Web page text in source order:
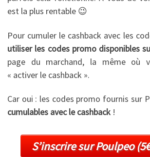
est la plus rentable 😉
Pour cumuler le cashback avec les
utiliser les codes promo disponibles
page du marchand, la même où
« activer le cashback ».
Car oui : les codes promo fournis sur
cumulables avec le cashback !
S’inscrire sur Poulpeo